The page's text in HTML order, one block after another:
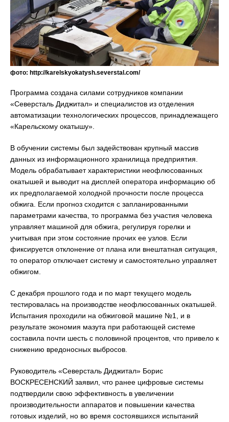
фото: http://karelskyokatysh.severstal.com/
Программа создана силами сотрудников компании
«Северсталь Диджитал» и специалистов из отделения
автоматизации технологических процессов, принадлежащего
«Карельскому окатышу».
В обучении системы был задействован крупный массив
данных из информационного хранилища предприятия.
Модель обрабатывает характеристики неофлюсованных
окатышей и выводит на дисплей оператора информацию об
их предполагаемой холодной прочности после процесса
обжига. Если прогноз сходится с запланированными
параметрами качества, то программа без участия человека
управляет машиной для обжига, регулируя горелки и
учитывая при этом состояние прочих ее узлов. Если
фиксируется отклонение от плана или внештатная ситуация,
то оператор отключает систему и самостоятельно управляет
обжигом.
С декабря прошлого года и по март текущего модель
тестировалась на производстве неофлюсованных окатышей.
Испытания проходили на обжиговой машине №1, и в
результате экономия мазута при работающей системе
составила почти шесть с половиной процентов, что привело к
снижению вредоносных выбросов.
Руководитель «Северсталь Диджитал» Борис
ВОСКРЕСЕНСКИЙ заявил, что ранее цифровые системы
подтвердили свою эффективность в увеличении
производительности аппаратов и повышении качества
готовых изделий, но во время состоявшихся испытаний